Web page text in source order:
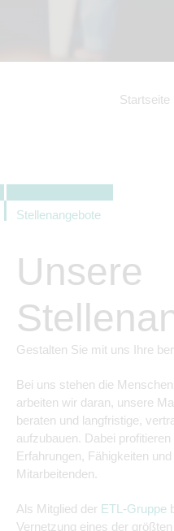
Startseite
Stellenangebote
Unsere
Gestalten Sie mit uns Ihre
Bei uns stehen die
arbeiten wir daran, unsere
beraten und langfristige,
aufzubauen. Dabei
Erfahrungen, Fähigkeiten
Mitarbeitenden.
Als Mitglied der ETL-Gruppe
Vernetzung eines der
Angeboten
LinkedIn.